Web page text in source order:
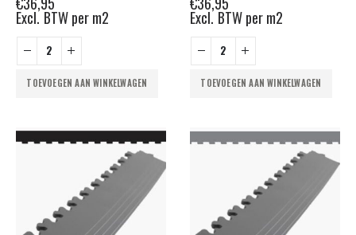
Excl. BTW per m2
TOEVOEGEN AAN WINKELWAGEN
Excl. BTW per m2
TOEVOEGEN AAN WINKELWAGEN
Excl. BTW
€9,95
Excl. BTW
€9,95